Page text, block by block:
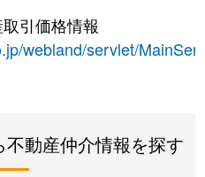
引価格情報
webland/servlet/
動産仲介情報を探す